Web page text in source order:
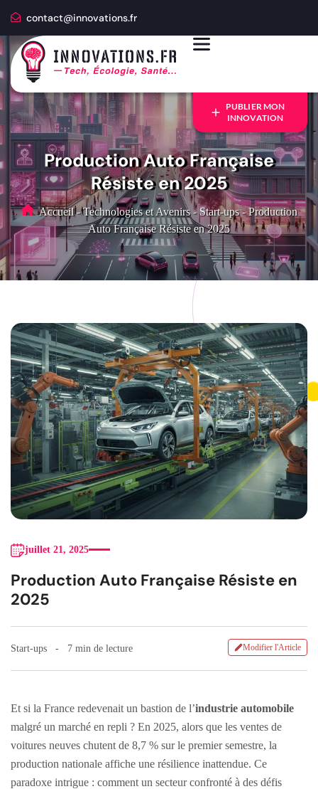
contact@innovations.fr
PUBLIER MON
INNOVATION
Production Auto Française
Résiste en 2025
Accueil - Technologies et Avenirs - Start-ups - Production
Auto Française Résiste en 2025
juillet 21, 2025
Production Auto Française Résiste en
2025
Start-ups 7 min de lecture Modifier l'Article
Et si la France redevenait un bastion de l’industrie automobile
malgré un marché en repli ? En 2025, alors que les ventes de
voitures neuves chutent de 8,7 % sur le premier semestre, la
production nationale affiche une résilience inattendue. Ce
paradoxe intrigue : comment un secteur confronté à des défis